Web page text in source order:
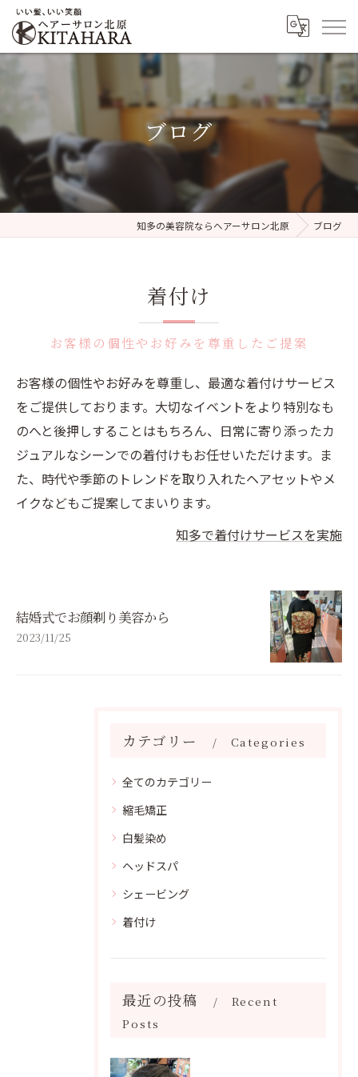
ブログ
知多の美容院ならヘアーサロン北原 ブログ
着付け
お客様の個性やお好みを尊重したご提案
お客様の個性やお好みを尊重し、最適な着付けサービス
をご提供しております。大切なイベントをより特別なも
のへと後押しすることはもちろん、日常に寄り添ったカ
ジュアルなシーンでの着付けもお任せいただけます。ま
た、時代や季節のトレンドを取り入れたヘアセットやメ
イクなどもご提案してまいります。
知多で着付けサービスを実施
結婚式でお顔剃り美容から
2023/11/25
カテゴリー Categories
全てのカテゴリー
縮毛矯正
白髪染め
ヘッドスパ
シェービング
着付け
最近の投稿
Recent
Posts